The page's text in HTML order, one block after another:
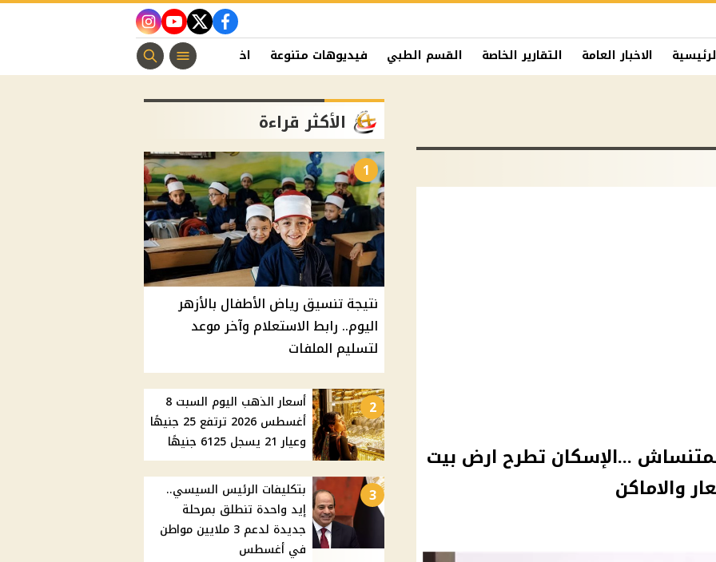
facebook
twitter
youtube
instagram
الاخبار العامة التقارير الخاصة القسم الطبي فيديوهات متنوعة اخبار الفن منوعات مسيحية
...الإسكان تطرح ارض بيت
والاماكن
الأكثر قراءة
1
نتيجة تنسيق رياض الأطفال بالأزهر
اليوم.. رابط الاستعلام وآخر موعد
لتسليم الملفات
2
أسعار الذهب اليوم السبت 8
أغسطس 2026 ترتفع 25 جنيهًا
وعيار 21 يسجل 6125 جنيهًا
3
بتكليفات الرئيس السيسي..
إيد واحدة تنطلق بمرحلة
جديدة لدعم 3 ملايين مواطن
في أغسطس